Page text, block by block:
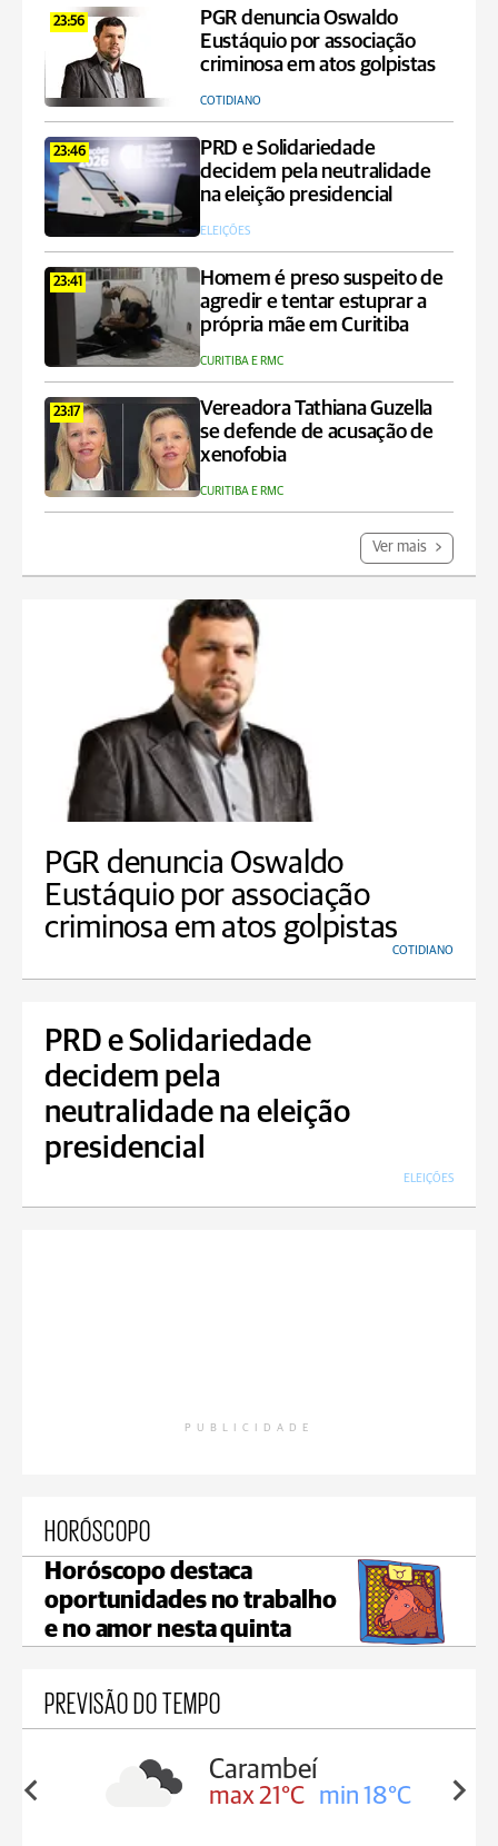
23:56
PGR denuncia Oswaldo
Eustáquio por associação
criminosa em atos golpistas
COTIDIANO
23:46
PRD e Solidariedade
decidem pela neutralidade
na eleição presidencial
ELEIÇÕES
23:41
Homem é preso suspeito de
agredir e tentar estuprar a
própria mãe em Curitiba
CURITIBA E RMC
23:17
Vereadora Tathiana Guzella
se defende de acusação de
xenofobia
CURITIBA E RMC
Ver mais
PGR denuncia Oswaldo
Eustáquio por associação
criminosa em atos golpistas
COTIDIANO
PRD e Solidariedade
decidem pela
neutralidade na eleição
presidencial
ELEIÇÕES
PUBLICIDADE
HORÓSCOPO
Horóscopo destaca
oportunidades no trabalho
e no amor nesta quinta
PREVISÃO DO TEMPO
19°C
Carambeí
max 21°C min 18°C